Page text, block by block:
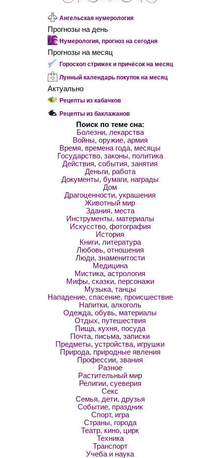
Ангельская нумерология
Прогнозы на день
Нумерология, прогноз на сегодня
Прогнозы на месяц
Гороскоп стрижек и причёсок на месяц
Лунный календарь покупок на месяц
Актуально
Рецепты из кабачков
Рецепты из баклажанов
Поиск по теме сна:
Болезни, лекарства
Войны, оружие, армия
Время, времена года, месяцы
Государство, законы, политика
Действия, события, занятия
Деньги, работа
Документы, бумаги, награды
Дом
Драгоценности, украшения
Животный мир
Здания, места
Инструменты, материалы
Искусство, фотография
История
Книги, литература
Любовь, отношения
Люди, знаменитости
Медицина
Мистика, астрология
Мифы, сказки, персонажи
Музыка, танцы
Нападение, спасение, происшествие
Напитки, алкоголь
Одежда, обувь, материалы
Отдых, путешествия
Пища, кухня, посуда
Почта, письма, записки
Предметы, устройства, игрушки
Природа, природные явления
Профессии, звания
Разное
Растительный мир
Религии, суеверия
Секс
Семья, дети, друзья
Событие, праздник
Спорт, игра
Страны, города
Театр, кино, цирк
Техника
Транспорт
Учеба и наука